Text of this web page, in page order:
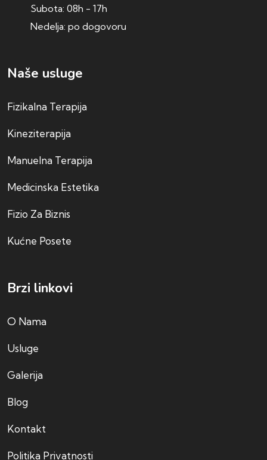
Subota: 08h - 17h
Nedelja: po dogovoru
Naše usluge
Fizikalna Terapija
Kineziterapija
Manuelna Terapija
Medicinska Estetika
Fizio Za Biznis
Kućne Posete
Brzi linkovi
O Nama
Usluge
Galerija
Blog
Kontakt
Politika Privatnosti